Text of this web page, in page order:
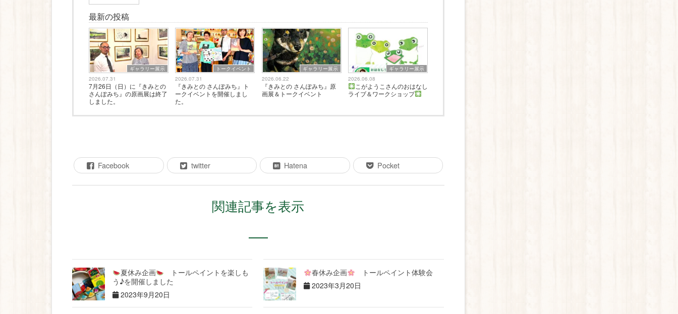
最新の投稿
ギャラリー展示
2026.07.31
7月26日（日）に『きみとの
さんぽみち』の原画展は終了
しました。
トークイベント
2026.07.31
『きみとの さんぽみち』ト
ークイベントを開催しまし
た。
ギャラリー展示
2026.06.22
『きみとの さんぽみち』原
画展＆トークイベント
ギャラリー展示
2026.06.08
こがようこさんのおはなし
ライブ＆ワークショップ
Facebook twitter Hatena Pocket
関連記事を表示
夏休み企画
トールペイントを楽しも
う♪を開催しました
2023年9月20日
春休み企画
トールペイント体験会
2023年3月20日